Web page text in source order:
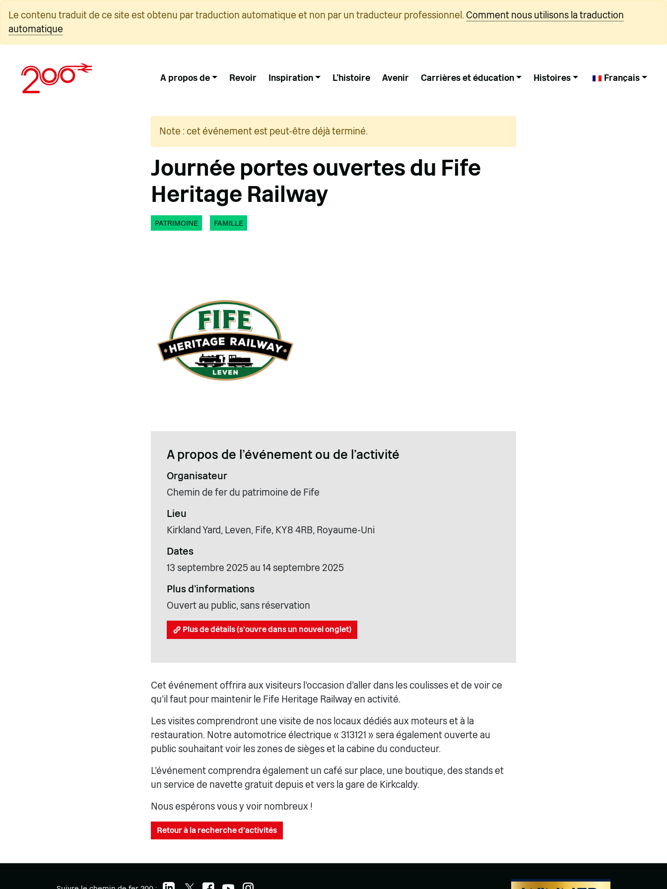
content
Le contenu traduit de ce site est obtenu par traduction automatique et non par un traducteur professionnel. Comment nous utilisons la traduction
automatique
A propos de Revoir Inspiration L'histoire Avenir Carrières et éducation Histoires Français
Note : cet événement est peut-être déjà terminé.
Journée portes ouvertes du Fife
Heritage Railway
PATRIMOINE FAMILLE
A propos de l'événement ou de l'activité
Organisateur
Chemin de fer du patrimoine de Fife
Lieu
Kirkland Yard, Leven, Fife, KY8 4RB, Royaume-Uni
Dates
13 septembre 2025 au 14 septembre 2025
Plus d'informations
Ouvert au public, sans réservation
Plus de détails (s'ouvre dans un nouvel onglet)
Cet événement offrira aux visiteurs l'occasion d'aller dans les coulisses et de voir ce
qu'il faut pour maintenir le Fife Heritage Railway en activité.
Les visites comprendront une visite de nos locaux dédiés aux moteurs et à la
restauration. Notre automotrice électrique « 313121 » sera également ouverte au
public souhaitant voir les zones de sièges et la cabine du conducteur.
L'événement comprendra également un café sur place, une boutique, des stands et
un service de navette gratuit depuis et vers la gare de Kirkcaldy.
Nous espérons vous y voir nombreux !
Retour à la recherche d'activités